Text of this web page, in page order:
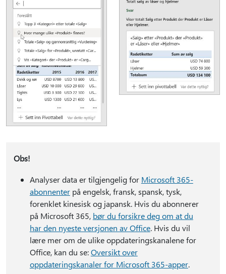
Obs!
Analyser data er tilgjengelig for Microsoft 365-
abonnenterpå engelsk, fransk, spansk, tysk,
forenklet kinesisk og japansk. Hvis du abonnerer
på Microsoft 365, bør du forsikre deg om at du
har den nyeste versjonen av Office. Hvis du vil
lære mer om de ulike oppdateringskanalene for
Office, kan du se:Oversikt over
oppdateringskanaler for Microsoft 365-apper.